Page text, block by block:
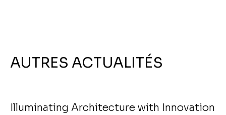
AUTRES ACTUALITÉS
Illuminating Architecture with Innovation